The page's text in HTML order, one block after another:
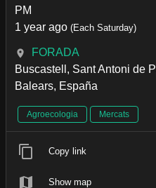
PM
1 year ago (Each Saturday)
FORADA
Buscastell, Sant Antoni de
Balears, España
Agroecologia Mercats
Copy link
Show map